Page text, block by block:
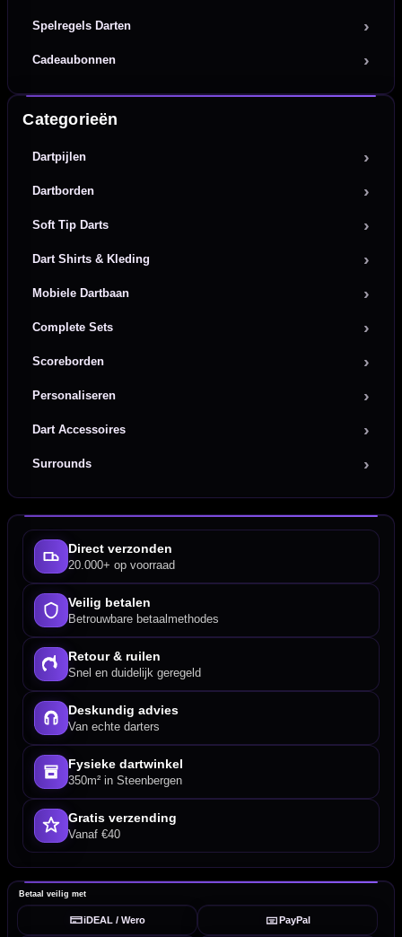
Spelregels Darten
Cadeaubonnen
Categorieën
Dartpijlen
Dartborden
Soft Tip Darts
Dart Shirts & Kleding
Mobiele Dartbaan
Complete Sets
Scoreborden
Personaliseren
Dart Accessoires
Surrounds
Direct verzonden
20.000+ op voorraad
Veilig betalen
Betrouwbare betaalmethodes
Retour & ruilen
Snel en duidelijk geregeld
Deskundig advies
Van echte darters
Fysieke dartwinkel
350m² in Steenbergen
Gratis verzending
Vanaf €40
Betaal veilig met
iDEAL / Wero PayPal